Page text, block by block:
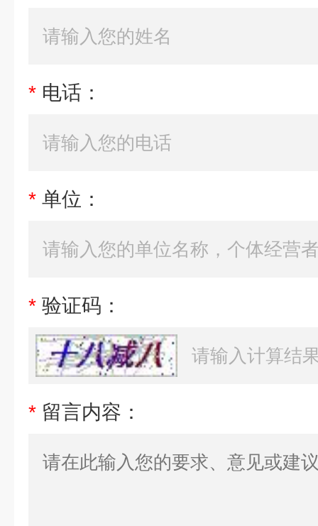
* 电话：
* 单位：
* 验证码：
* 留言内容：